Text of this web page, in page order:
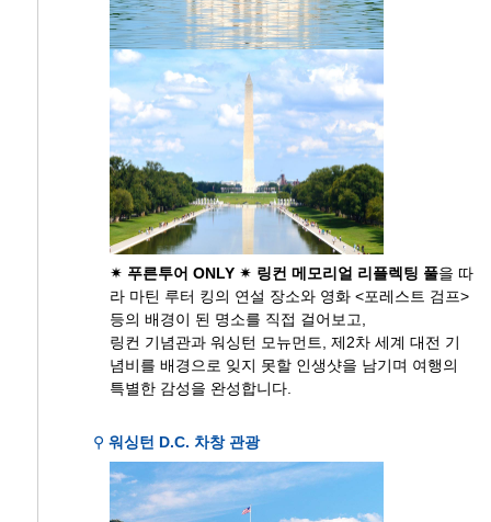
✴ 푸른투어 ONLY ✴ 링컨 메모리얼 리플렉팅 풀을 따
라 마틴 루터 킹의 연설 장소와 영화 <포레스트 검프>
등의 배경이 된 명소를 직접 걸어보고,
링컨 기념관과 워싱턴 모뉴먼트, 제2차 세계 대전 기
념비를 배경으로 잊지 못할 인생샷을 남기며 여행의
특별한 감성을 완성합니다.
⚲ 워싱턴 D.C. 차창 관광